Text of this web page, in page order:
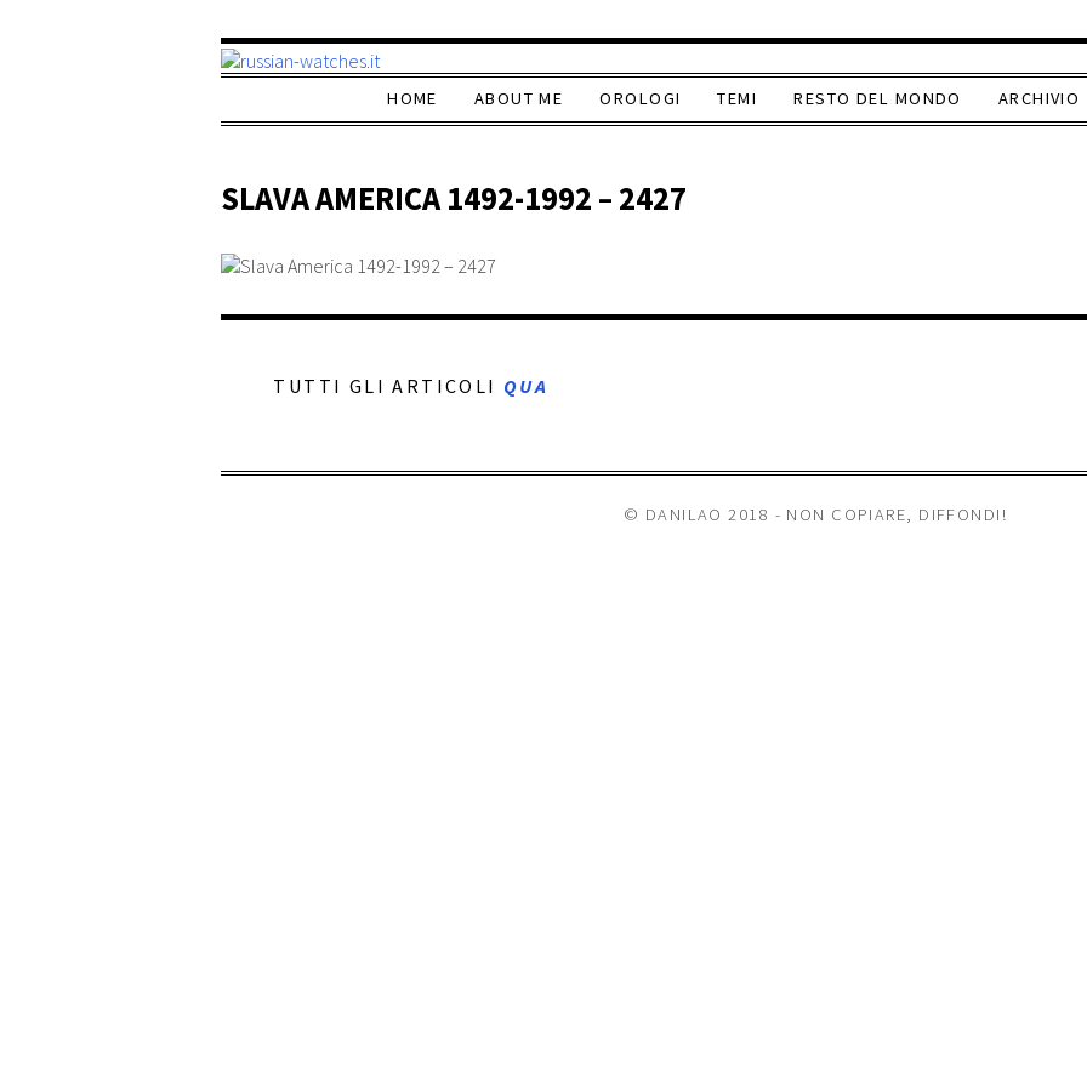
HOME ABOUT ME OROLOGI TEMI RESTO DEL MONDO ARCHIVIO
SLAVA AMERICA 1492-1992 – 2427
TUTTI GLI ARTICOLI QUA
© DANILAO 2018 - NON COPIARE, DIFFONDI!